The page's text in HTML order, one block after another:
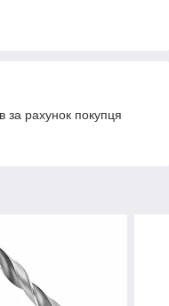
за рахунок покупця